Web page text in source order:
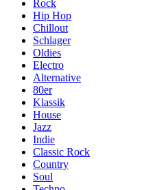
Rock
Hip Hop
Chillout
Schlager
Oldies
Electro
Alternative
80er
Klassik
House
Jazz
Indie
Classic Rock
Country
Soul